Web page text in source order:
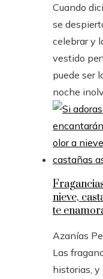
Cuando
se
celebrar y
vestido
puede ser
noche
nieve,
te
Azanías
Las
historias,